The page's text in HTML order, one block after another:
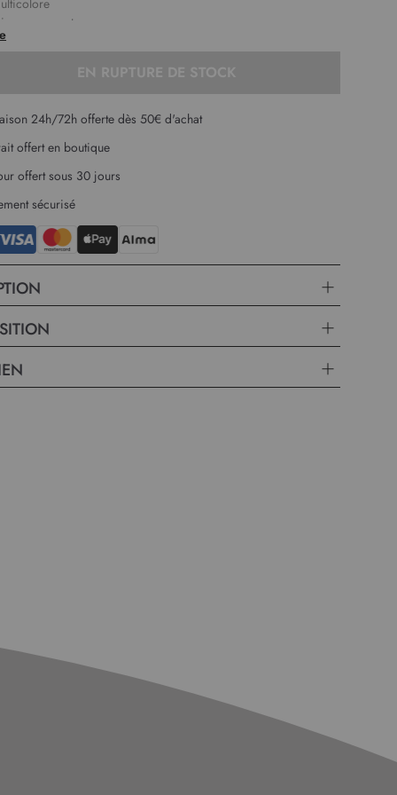
en orange et rose
24h/72h offerte dès 50€ d'achat
offert en boutique
offert sous 30 jours
sécurisé